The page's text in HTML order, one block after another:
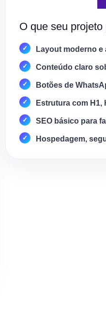
O que seu
Layout moderno e
Conteúdo claro
Botões de
Estrutura com H1,
SEO básico para
Hospedagem,